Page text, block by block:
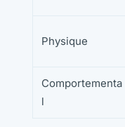
Physique
Comportementa
l